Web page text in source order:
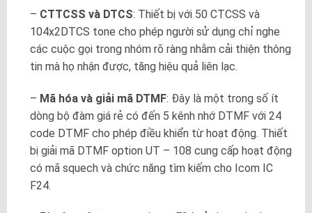
– CTTCSS và DTCS: Thiết bị với 50 CTCSS và
104x2DTCS tone cho phép người sử dụng chỉ nghe
các cuộc gọi trong nhóm rõ ràng nhằm cải thiện thông
tin mà họ nhận được, tăng hiệu quả liên lạc.
– Mã hóa và giải mã DTMF: Đây là một trong số ít
dòng bộ đàm giá rẻ có đến 5 kênh nhớ DTMF với 24
code DTMF cho phép điều khiển từ hoạt động. Thiết
bị giải mã DTMF option UT – 108 cung cấp hoạt động
có mã squech và chức năng tìm kiếm cho Icom IC
F24.